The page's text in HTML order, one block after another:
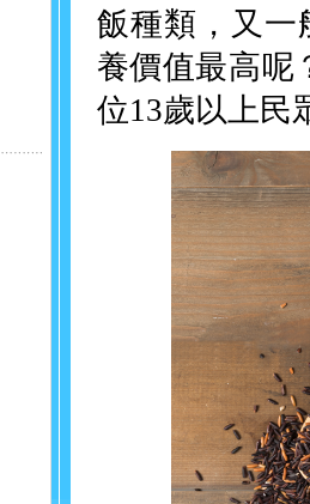
飯種類，又一
養價值最高呢
位13歲以上民